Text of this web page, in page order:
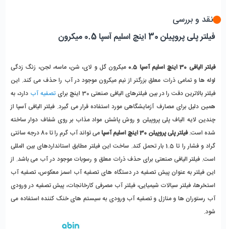
نقد و بررسی
فیلتر پلی پروپیلن 30 اینچ اسلیم آسپا 0.5 میکرون
فیلتر الیافی 30 اینچ اسلیم آسپا 0.5
میکرون گل و لای، شن، ماسه، لجن، زنگ زدگی
لوله ها و تمامی ذرات معلق بزرگتر از نیم میکرون موجود در آب را حذف می کند. این
فیلتر بالاترین دقت را در بین فیلترهای الیافی صنعتی 30 اینچ برای
تصفیه آب دارد، به
همین دلیل برای مصارف آزمایشگاهی مورد استفاده قرار می گیرد. فیلتر الیافی آسپا از
چندین لایه الیاف پلی پروپیلن و روش پاشش مواد مذاب بر روی شفاف دوار ساخته
شده است.فیلتر پلی پروپیلن 30 اینچ اسلیم آسپا
می تواند آب گرم را تا 80 درجه سانتی
گراد و فشار را تا 1.5 بار تحمل کند. ساخت این فیلتر مطابق استانداردهای بین المللی
است. فیلتر الیافی صنعتی برای حذف ذرات معلق و رسوبات موجود در آب می باشد. از
این فیلتر به عنوان پیش تصفیه در دستگاه های تصفیه آب اسمز معکوس، تصفیه آب
استخرها، فیلتر سیالات شیمیایی، فیلتر آب مصرفی کارخانجات، پیش تصفیه در ورودی
آب رستوران ها و منازل و تصفیه آب ورودی به سیستم های خنک کننده استفاده می
شود.